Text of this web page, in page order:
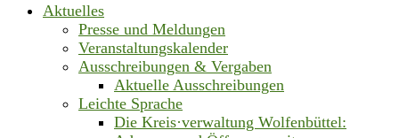
Aktuelles
Presse und Meldungen
Veranstaltungskalender
Ausschreibungen & Vergaben
Aktuelle Ausschreibungen
Leichte Sprache
Die Kreis·verwaltung Wolfenbüttel: